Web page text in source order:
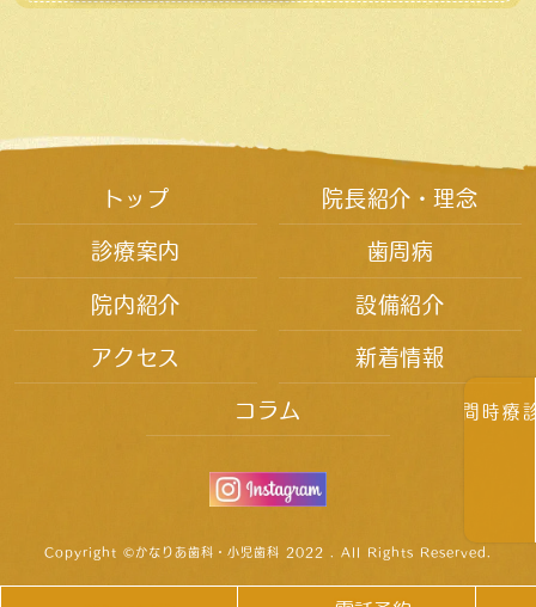
トップ
院長紹介・理念
診療案内
歯周病
院内紹介
設備紹介
アクセス
新着情報
コラム
Copyright ©かなりあ歯科・小児歯科 2022 . All Rights Reserved.
診療時間